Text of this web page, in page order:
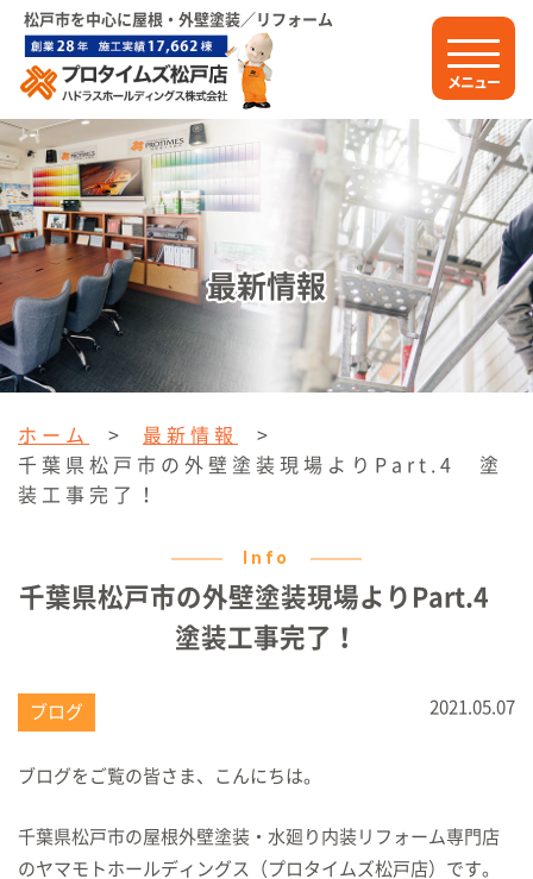
松戸市を中心に屋根・外壁塗装／リフォーム
メニュー
最新情報
ホーム > 最新情報
>
千葉県松戸市の外壁塗装現場よりPart.4 塗
装工事完了！
Info
千葉県松戸市の外壁塗装現場よりPart.4
塗装工事完了！
ブログ 2021.05.07
ブログをご覧の皆さま、こんにちは。
千葉県松戸市の屋根外壁塗装・水廻り内装リフォーム専門店
のヤマモトホールディングス（プロタイムズ松戸店）です。